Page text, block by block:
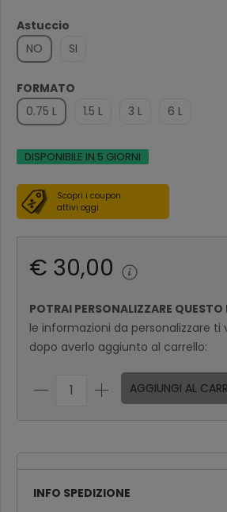
Astuccio
NO
SI
FORMATO
0.75 L
1.5 L 3 L 6 L
DISPONIBILE IN 5 GIORNI
Scopri i coupon
attivi oggi
€ 30,00
POTRAI PERSONALIZZARE
le informazioni da personalizzare ti
dopo averlo aggiunto al carrello:
AGGIUNGI AL
INFO SPEDIZIONE